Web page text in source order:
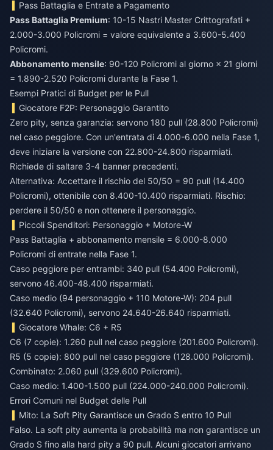
Pass Battaglia e Entrate a Pagamento
Pass Battaglia Premium: 10-15 Nastri Master Crittografati +
2.000-3.000 Policromi = valore equivalente a 3.600-5.400
Policromi.
Abbonamento mensile: 90-120 Policromi al giorno × 21 giorni
= 1.890-2.520 Policromi durante la Fase 1.
Esempi Pratici di Budget per le Pull
Giocatore F2P: Personaggio Garantito
Zero pity, senza garanzia: servono 180 pull (28.800 Policromi)
nel caso peggiore. Con un'entrata di 4.000-6.000 nella Fase 1,
deve iniziare la versione con 22.800-24.800 risparmiati.
Richiede di saltare 3-4 banner precedenti.
Alternativa: Accettare il rischio del 50/50 = 90 pull (14.400
Policromi), ottenibile con 8.400-10.400 risparmiati. Rischio:
perdere il 50/50 e non ottenere il personaggio.
Piccoli Spenditori: Personaggio + Motore-W
Pass Battaglia + abbonamento mensile = 6.000-8.000
Policromi di entrate nella Fase 1.
Caso peggiore per entrambi: 340 pull (54.400 Policromi),
servono 46.400-48.400 risparmiati.
Caso medio (94 personaggio + 110 Motore-W): 204 pull
(32.640 Policromi), servono 24.640-26.640 risparmiati.
Giocatore Whale: C6 + R5
C6 (7 copie): 1.260 pull nel caso peggiore (201.600 Policromi).
R5 (5 copie): 800 pull nel caso peggiore (128.000 Policromi).
Combinato: 2.060 pull (329.600 Policromi).
Caso medio: 1.400-1.500 pull (224.000-240.000 Policromi).
Errori Comuni nel Budget delle Pull
Mito: La Soft Pity Garantisce un Grado S entro 10 Pull
Falso. La soft pity aumenta la probabilità ma non garantisce un
Grado S fino alla hard pity a 90 pull. Alcuni giocatori arrivano